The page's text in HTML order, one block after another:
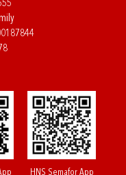
HNS Semafor App